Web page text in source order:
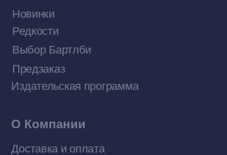
Договор оферты
Разработка MÓNT-DESIGN
Политика конфиденциальности
© 2026 Все права защищены